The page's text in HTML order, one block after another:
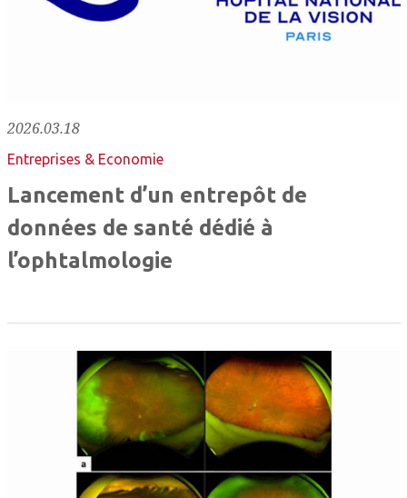
2026.03.18
Entreprises & Economie
Lancement d’un entrepôt de
données de santé dédié à
l’ophtalmologie